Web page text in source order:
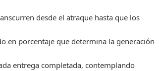
desde el atraque hasta que los
en porcentaje que determina la generación
entrega completada, contemplando